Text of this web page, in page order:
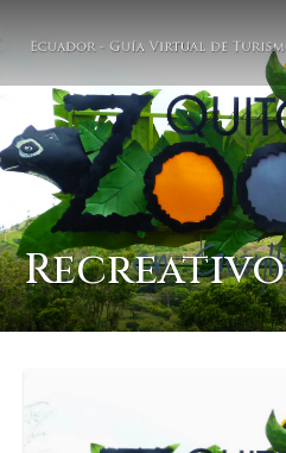
Recreativo